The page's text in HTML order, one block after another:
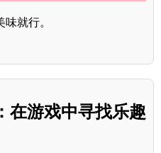
就行。
在游戏中寻找乐趣